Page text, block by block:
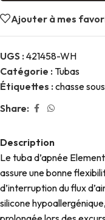
Ajouter à mes
UGS : 421458-WH
Catégorie : Tubas
Étiquettes : chasse
Share:
Description
Le tuba d’apnée
assure une bonne
d’interruption du flux
silicone